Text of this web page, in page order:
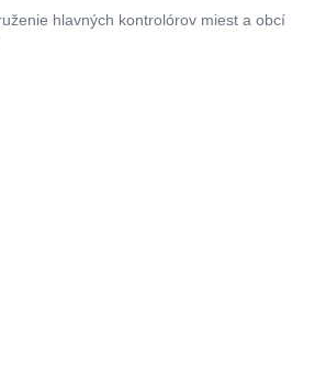
hlavných kontrolórov miest a obcí